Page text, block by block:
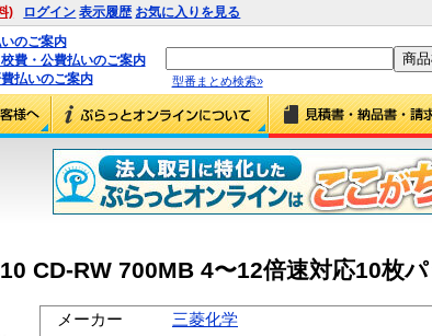
) ログイン 表示履歴 お気に入りを見る
のご案内
費・公費払いのご案内
払いのご案内
型番まとめ検索»
CD-RW 700MB 4〜12倍速対応10枚
メーカー
三菱化学